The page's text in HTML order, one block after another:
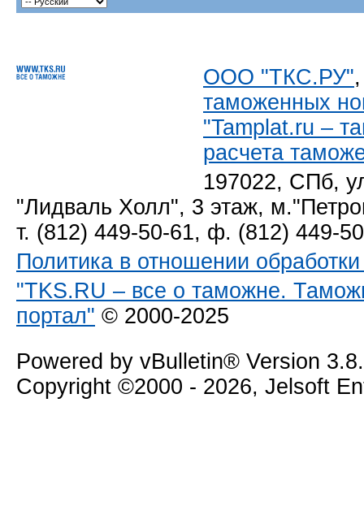
ООО "ТКС.РУ"
таможенных
"Tamplat.ru –
расчета
197022, СПб,
"Лидваль Холл", 3 этаж,
т. (812) 449-50-61, ф. (812) 449-
Политика в отношении
"TKS.RU – все о таможне.
портал" © 2000-2025
Powered by vBulletin® Version
Copyright ©2000 - 2026, Jelsoft